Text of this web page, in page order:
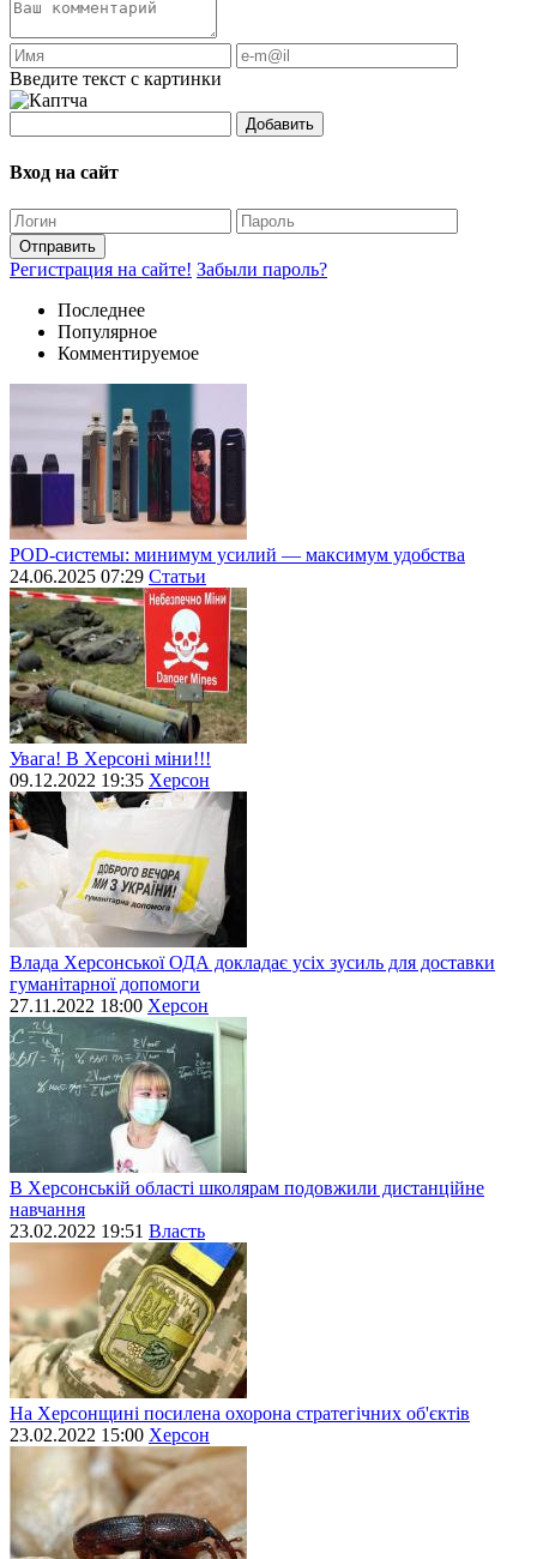
Введите текст с картинки
Добавить
Вход на сайт
Отправить
Регистрация на сайте! Забыли пароль?
Последнее
Популярное
Комментируемое
POD-системы: минимум усилий — максимум удобства
24.06.2025 07:29 Статьи
Увага! В Херсоні міни!!!
09.12.2022 19:35 Херсон
Влада Херсонської ОДА докладає усіх зусиль для доставки
гуманітарної допомоги
27.11.2022 18:00 Херсон
В Херсонській області школярам подовжили дистанційне
навчання
23.02.2022 19:51 Власть
На Херсонщині посилена охорона стратегічних об'єктів
23.02.2022 15:00 Херсон